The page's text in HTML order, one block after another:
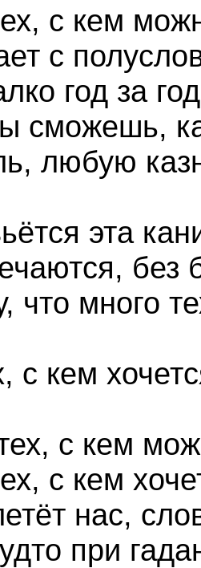
с кем
с
год за
сможешь,
любую
эта
что много
с кем
с кем
с кем
нас,
при